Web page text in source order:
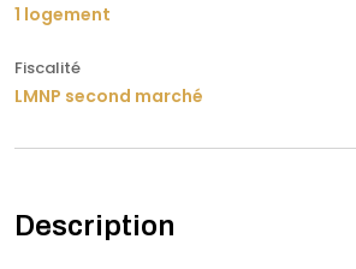
1 logement
Fiscalité
LMNP second marché
Description